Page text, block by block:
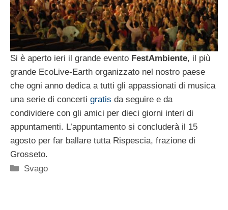
Si è aperto ieri il grande evento FestAmbiente, il più
grande EcoLive-Earth organizzato nel nostro paese
che ogni anno dedica a tutti gli appassionati di musica
una serie di concerti gratis da seguire e da
condividere con gli amici per dieci giorni interi di
appuntamenti. L’appuntamento si concluderà il 15
agosto per far ballare tutta Rispescia, frazione di
Grosseto.
Categorie
Svago